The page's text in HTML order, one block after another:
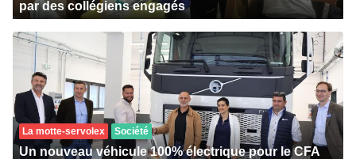
par des collégiens engagés
La motte-servolex Société
Un nouveau véhicule 100% électrique pour le CFA